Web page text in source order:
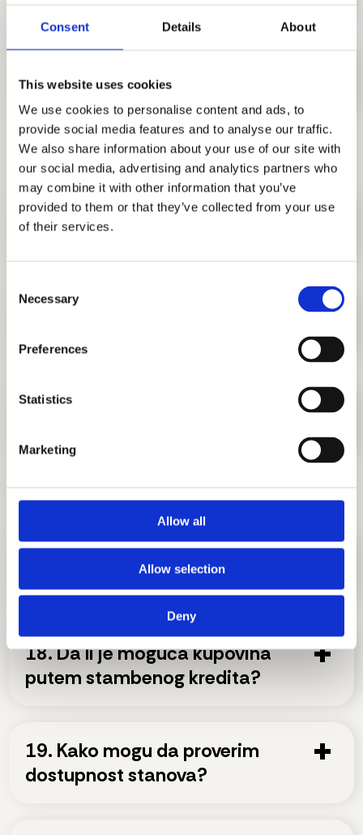
Consent Details About
This website uses cookies
We use cookies to personalise content and ads, to
provide social media features and to analyse our traffic.
We also share information about your use of our site with
our social media, advertising and analytics partners who
may combine it with other information that you’ve
provided to them or that they’ve collected from your use
of their services.
Selection
Necessary
Preferences
Statistics
Marketing
Allow all
Allow selection
Deny
dozvoljeni?
Lokacija i život u kompleksu
14. Da li je AFI Skyline Residence
pogodan za porodice?
15. Šta se nalazi u blizini
16. Kakva je povezanost sa
Kupovina
17. Kakva je cena stanova u AFI
Skyline Residence?
18. Da li je moguća kupovina
putem stambenog kredita?
19. Kako mogu da proverim
dostupnost stanova?